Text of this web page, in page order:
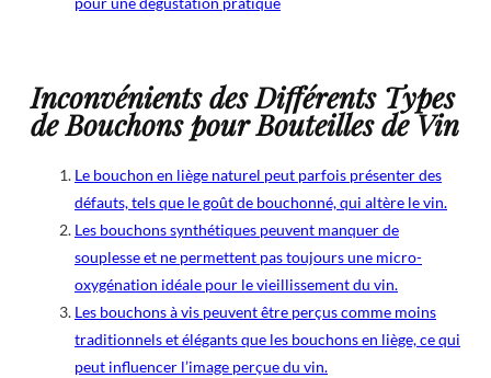
Inconvénients des Différents Types
de Bouchons pour Bouteilles de Vin
Le bouchon en liège naturel peut parfois présenter des
défauts, tels que le goût de bouchonné, qui altère le vin.
Les bouchons synthétiques peuvent manquer de
souplesse et ne permettent pas toujours une micro-
oxygénation idéale pour le vieillissement du vin.
Les bouchons à vis peuvent être perçus comme moins
traditionnels et élégants que les bouchons en liège, ce qui
peut influencer l’image perçue du vin.